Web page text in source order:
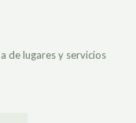
de lugares y servicios